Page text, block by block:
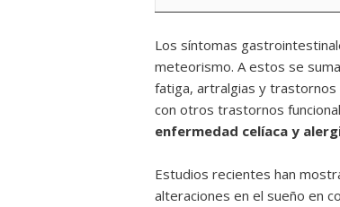
Los síntomas
meteorismo. A estos se
fatiga, artralgias y trastornos
con otros trastornos
enfermedad celíaca y
Estudios recientes han
alteraciones en el sueño en